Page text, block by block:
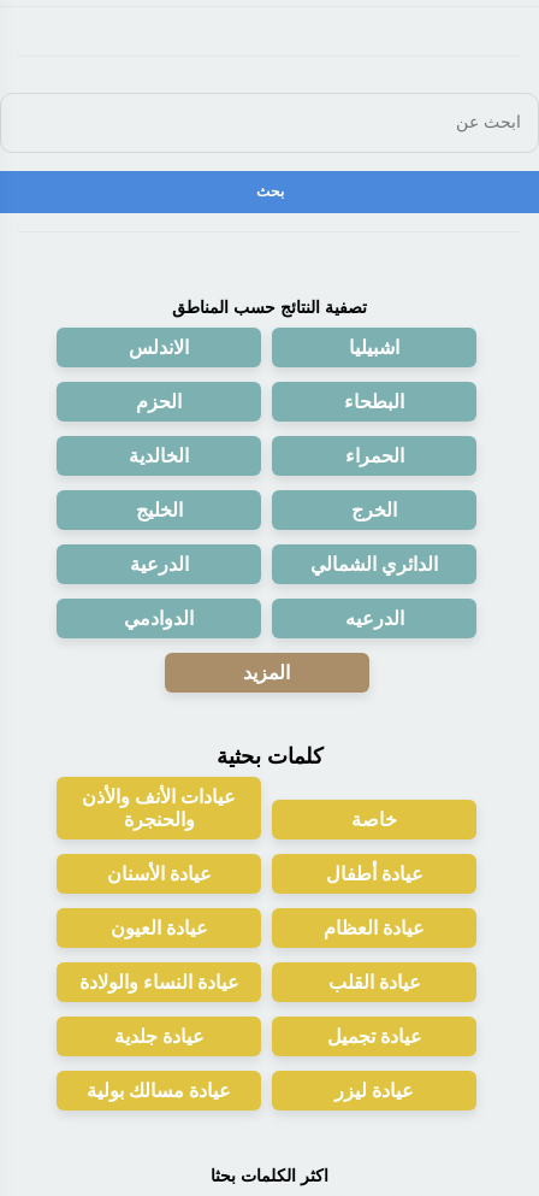
تصفية النتائج حسب المناطق
اشبيليا الاندلس
البطحاء الحزم
الحمراء الخالدية
الخرج الخليج
الدائري الشمالي الدرعية
الدرعيه الدوادمي
المزيد
كلمات بحثية
خاصة
عيادات الأنف والأذن
والحنجرة
عيادة أطفال عيادة الأسنان
عيادة العظام عيادة العيون
عيادة القلب عيادة النساء والولادة
عيادة تجميل عيادة جلدية
عيادة ليزر عيادة مسالك بولية
اكثر الكلمات بحثا